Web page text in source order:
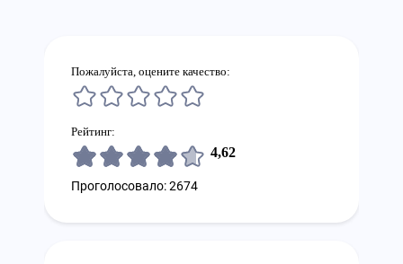
Пожалуйста, оцените качество:
Рейтинг:
4,62
Проголосовало: 2674